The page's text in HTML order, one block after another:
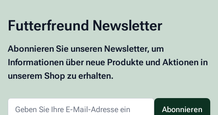
Futterfreund Newsletter
Abonnieren Sie unseren Newsletter, um
Informationen über neue Produkte und Aktionen in
unserem Shop zu erhalten.
Abonnieren